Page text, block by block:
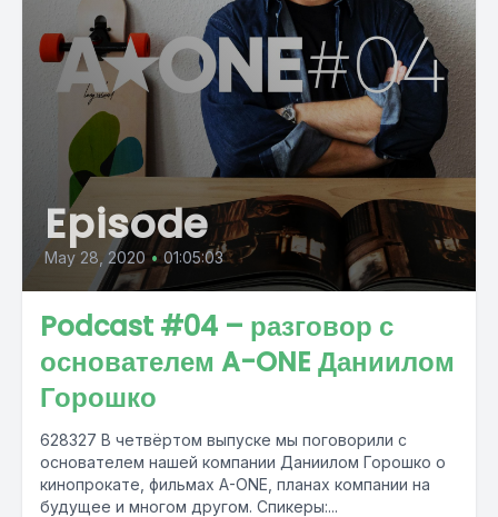
Episode
May 28, 2020 • 01:05:03
Podcast #04 – разговор с
основателем A-ONE Даниилом
Горошко
628327 В четвёртом выпуске мы поговорили с
основателем нашей компании Даниилом Горошко о
кинопрокате, фильмах A-ONE, планах компании на
будущее и многом другом. Спикеры:...